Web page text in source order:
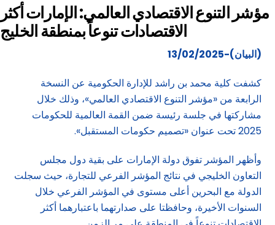
مؤشر التنوع الاقتصادي العالمي: الإمارات أكثر
الاقتصادات تنوعاً بمنطقة الخليج
(البيان)-13/02/2025
كشفت كلية محمد بن راشد للإدارة الحكومية عن النسخة
الرابعة من «مؤشر التنوع الاقتصادي العالمي»، وذلك خلال
مشاركتها في جلسة رئيسة ضمن القمة العالمية للحكومات
2025 تحت عنوان «تصميم حكومات المستقبل».
وأظهر المؤشر تفوق دولة الإمارات على بقية دول مجلس
التعاون الخليجي في نتائج المؤشر الفرعي للتجارة، حيث سجلت
الدولة مع البحرين أعلى مستوى في المؤشر الفرعي خلال
السنوات الأخيرة، وحافظتا على صدارتهما باعتبارهما أكثر